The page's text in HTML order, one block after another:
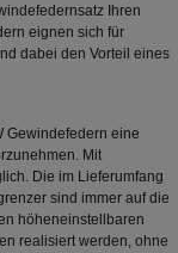
Ihren
eignen sich für
dabei den Vorteil eines
Gewindefedern eine
Mit
Die im Lieferumfang
sind immer auf die
höheneinstellbaren
realisiert werden, ohne